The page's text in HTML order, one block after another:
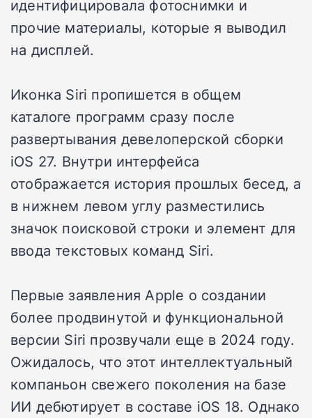
идентифицировала фотоснимки и
прочие материалы, которые я выводил
на дисплей.
Иконка Siri пропишется в общем
каталоге программ сразу после
развертывания девелоперской сборки
iOS 27. Внутри интерфейса
отображается история прошлых бесед, а
в нижнем левом углу разместились
значок поисковой строки и элемент для
ввода текстовых команд Siri.
Первые заявления Apple о создании
более продвинутой и функциональной
версии Siri прозвучали еще в 2024 году.
Ожидалось, что этот интеллектуальный
компаньон свежего поколения на базе
ИИ дебютирует в составе iOS 18. Однако